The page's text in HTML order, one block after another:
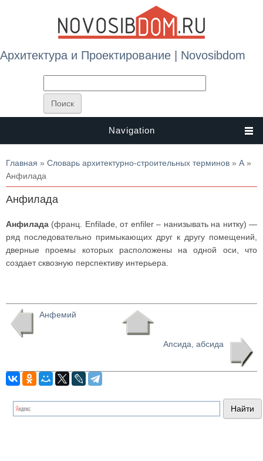
Архитектура и Проектирование | Novosibdom
Navigation
Вы здесь
Главная » Словарь архитектурно-строительных терминов » А »
Анфилада
Анфилада
Анфилада (франц. Enfilade, от enfiler – нанизывать на нитку) —
ряд последовательно примыкающих друг к другу помещений,
дверные проемы которых расположены на одной оси, что
создает сквозную перспективу интерьера.
Анфемий
Апсида, абсида